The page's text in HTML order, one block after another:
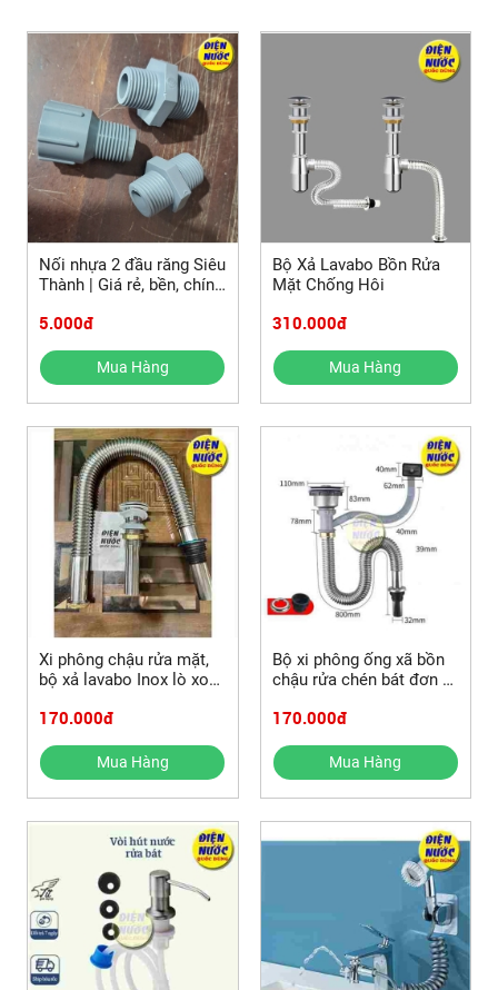
Nối nhựa 2 đầu răng Siêu
Thành | Giá rẻ, bền, chính
5.000đ
Mua Hàng
Bộ Xả Lavabo Bồn Rửa
Mặt Chống Hôi
310.000đ
Mua Hàng
Xi phông chậu rửa mặt,
bộ xả lavabo Inox lò xo
xã lavabo nhựa khác
170.000đ
Mua Hàng
Bộ xi phông ống xã bồn
chậu rửa chén bát đơn 1
xã chậu rửa chén khác
170.000đ
Mua Hàng